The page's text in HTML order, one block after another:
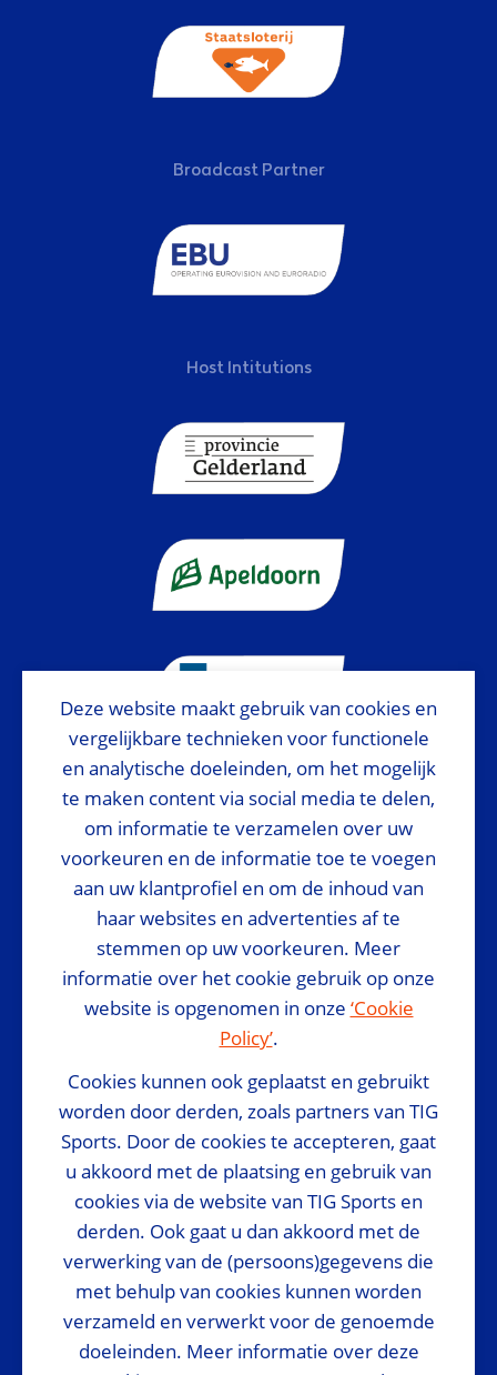
Broadcast Partner
Host Intitutions
Preferred Suppliers
National Sponsor
Media Partner
© 2024 - European Athletics Indoor Championships
Deze website maakt gebruik van cookies en
vergelijkbare technieken voor functionele
en analytische doeleinden, om het mogelijk
te maken content via social media te delen,
om informatie te verzamelen over uw
voorkeuren en de informatie toe te voegen
aan uw klantprofiel en om de inhoud van
haar websites en advertenties af te
stemmen op uw voorkeuren. Meer
informatie over het cookie gebruik op onze
website is opgenomen in onze ‘Cookie
Policy’.
Cookies kunnen ook geplaatst en gebruikt
worden door derden, zoals partners van TIG
Sports. Door de cookies te accepteren, gaat
u akkoord met de plaatsing en gebruik van
cookies via de website van TIG Sports en
derden. Ook gaat u dan akkoord met de
verwerking van de (persoons)gegevens die
met behulp van cookies kunnen worden
verzameld en verwerkt voor de genoemde
doeleinden. Meer informatie over deze